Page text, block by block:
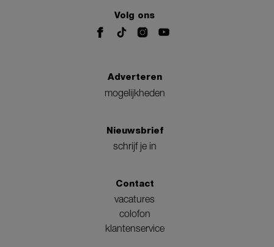
Volg ons
Adverteren
mogelijkheden
Nieuwsbrief
schrijf je in
Contact
vacatures
colofon
klantenservice